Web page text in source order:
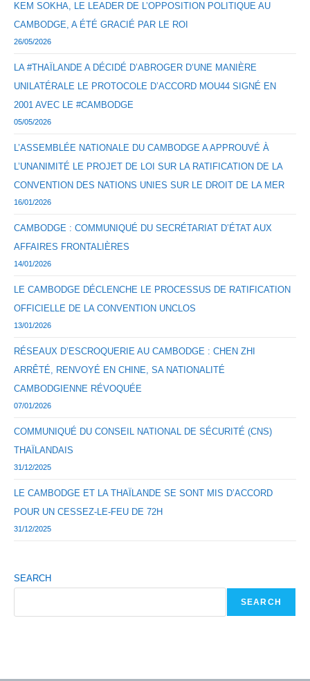
KEM SOKHA, LE LEADER DE L’OPPOSITION POLITIQUE AU
CAMBODGE, A ÉTÉ GRACIÉ PAR LE ROI
26/05/2026
LA #THAÏLANDE A DÉCIDÉ D’ABROGER D’UNE MANIÈRE
UNILATÉRALE LE PROTOCOLE D’ACCORD MOU44 SIGNÉ EN
2001 AVEC LE #CAMBODGE
05/05/2026
L’ASSEMBLÉE NATIONALE DU CAMBODGE A APPROUVÉ À
L’UNANIMITÉ LE PROJET DE LOI SUR LA RATIFICATION DE LA
CONVENTION DES NATIONS UNIES SUR LE DROIT DE LA MER
16/01/2026
CAMBODGE : COMMUNIQUÉ DU SECRÉTARIAT D’ÉTAT AUX
AFFAIRES FRONTALIÈRES
14/01/2026
LE CAMBODGE DÉCLENCHE LE PROCESSUS DE RATIFICATION
OFFICIELLE DE LA CONVENTION UNCLOS
13/01/2026
RÉSEAUX D’ESCROQUERIE AU CAMBODGE : CHEN ZHI
ARRÊTÉ, RENVOYÉ EN CHINE, SA NATIONALITÉ
CAMBODGIENNE RÉVOQUÉE
07/01/2026
COMMUNIQUÉ DU CONSEIL NATIONAL DE SÉCURITÉ (CNS)
THAÏLANDAIS
31/12/2025
LE CAMBODGE ET LA THAÏLANDE SE SONT MIS D’ACCORD
POUR UN CESSEZ-LE-FEU DE 72H
31/12/2025
SEARCH
SEARCH